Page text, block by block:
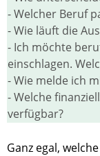
- Welcher Beruf
- Wie läuft die
- Ich möchte
einschlagen.
- Wie melde ich
- Welche
verfügbar?
Ganz egal,